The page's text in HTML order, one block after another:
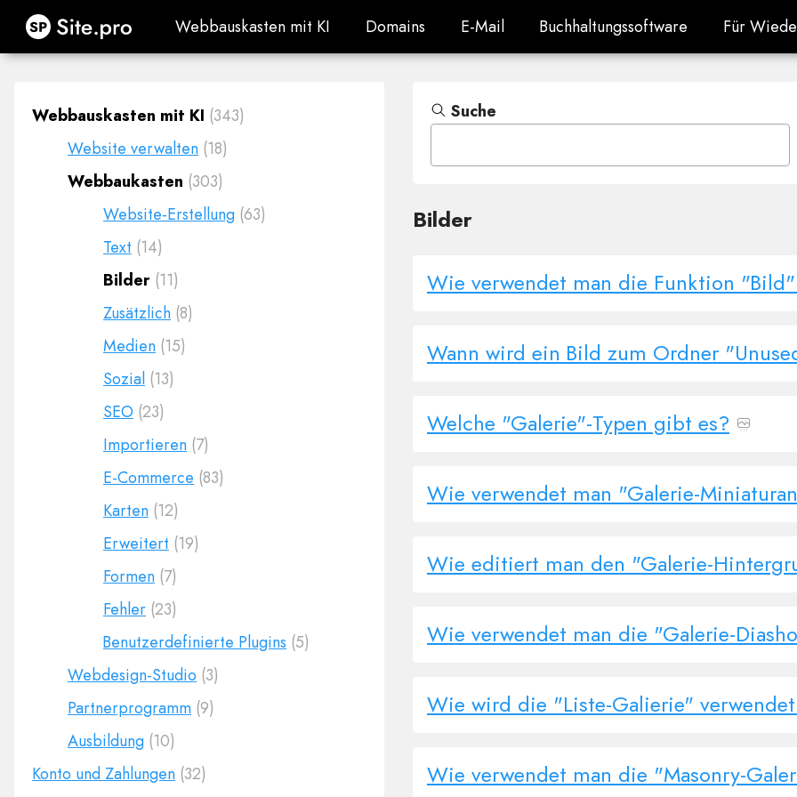
Site.pro Webbauskasten mit KI
Webbauskasten mit KI Domains
Domains E-Mail
E-Mail Buchhaltungssoftware
Buchhaltungssoftware Für
Für
Webbauskasten mit KI (343)
Website verwalten (18)
Webbaukasten (303)
Website-Erstellung (63)
Text (14)
Bilder (11)
Zusätzlich (8)
Medien (15)
Sozial (13)
SEO (23)
Importieren (7)
E-Commerce (83)
Karten (12)
Erweitert (19)
Formen (7)
Fehler (23)
Benutzerdefinierte Plugins (5)
Webdesign-Studio (3)
Partnerprogramm (9)
Ausbildung (10)
Konto und Zahlungen (32)
Suche
Bilder
Wie verwendet man die Funktion
Wann wird ein Bild zum Ordner
Welche "Galerie"-Typen gibt es?
Wie verwendet man "Galerie-
Wie editiert man den "Galerie-
Wie verwendet man die "Galerie-
Wie wird die "Liste-Galierie"
Wie verwendet man die "Masonry-